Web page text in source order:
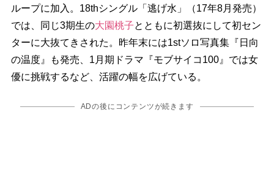
ループに加入。18thシングル「逃げ水」（17年8月発売）
では、同じ3期生の大園桃子とともに初選抜にして初セン
ターに大抜てきされた。昨年末には1stソロ写真集『日向
の温度』も発売、1月期ドラマ『モブサイコ100』では女
優に挑戦するなど、活躍の幅を広げている。
ADの後にコンテンツが続きます